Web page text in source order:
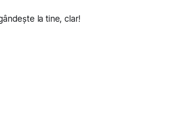
la tine, clar!